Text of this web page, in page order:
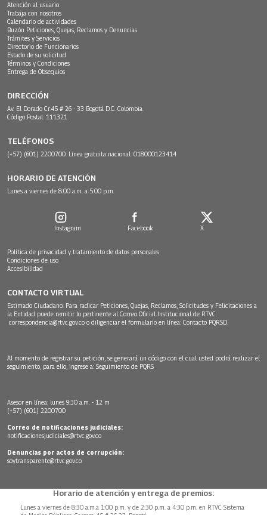
Atención al usuario
Trabaja con nosotros
Calendario de actividades
Buzón Peticiones, Quejas, Reclamos y Denuncias
Trámites y Servicios
Directorio de Funcionarios
Estado de su solicitud
Términos y Condiciones
Entrega de Obsequios
DIRECCIÓN
Av. El Dorado Cr.45 # 26 - 33 Bogotá D.C. Colombia.
Código Postal: 111321
TELÉFONOS
(+57) (601) 2200700. Línea gratuita nacional: 018000123414
HORARIO DE ATENCIÓN
Lunes a viernes de 8:00 a.m. a 5:00 p.m.
Instagram Facebook X
Política de privacidad y tratamiento de datos personales
Condiciones de uso
Accesibilidad
CONTACTO VIRTUAL
Estimado Ciudadano: Para radicar Peticiones, Quejas, Reclamos, Solicitudes y Felicitaciones a
la Entidad puede remitir lo pertinente al Correo Oficial Institucional de RTVC
correspondencia@rtvc.gov.co o diligenciar el formulario en línea: Contacto PQRSD.
Al momento de registrar su petición, se generará un código con el cual usted podrá realizar el
seguimiento, para ello, ingrese a: Seguimiento de PQRS
Asesor en línea: lunes 9:30 a.m. - 12 m
(+57) (601) 2200700
Correo de notificaciones judiciales:
notificacionesjudiciales@rtvc.gov.co
Denuncias por actos de corrupción:
soytransparente@rtvc.gov.co
Horario de atención y entrega de premios:
Lunes a viernes de 8:30 a.m.a 1:00 p.m. y de 2:30 p.m. a 4:30 p.m. en RTVC Sistema